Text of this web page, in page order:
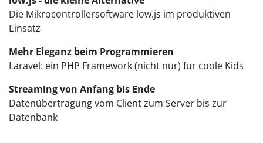
Die Mikrocontrollersoftware low.js im produktiven
Einsatz
Mehr Eleganz beim Programmieren
Laravel: ein PHP Framework (nicht nur) für coole Kids
Streaming von Anfang bis Ende
Datenübertragung vom Client zum Server bis zur
Datenbank